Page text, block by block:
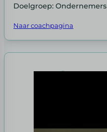
Doelgroep: Ondernemers
Naar coachpagina